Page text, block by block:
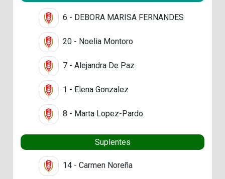
6 - DEBORA MARISA FERNANDES
20 - Noelia Montoro
7 - Alejandra De Paz
1 - Elena Gonzalez
8 - Marta Lopez-Pardo
Suplentes
14 - Carmen Noreña